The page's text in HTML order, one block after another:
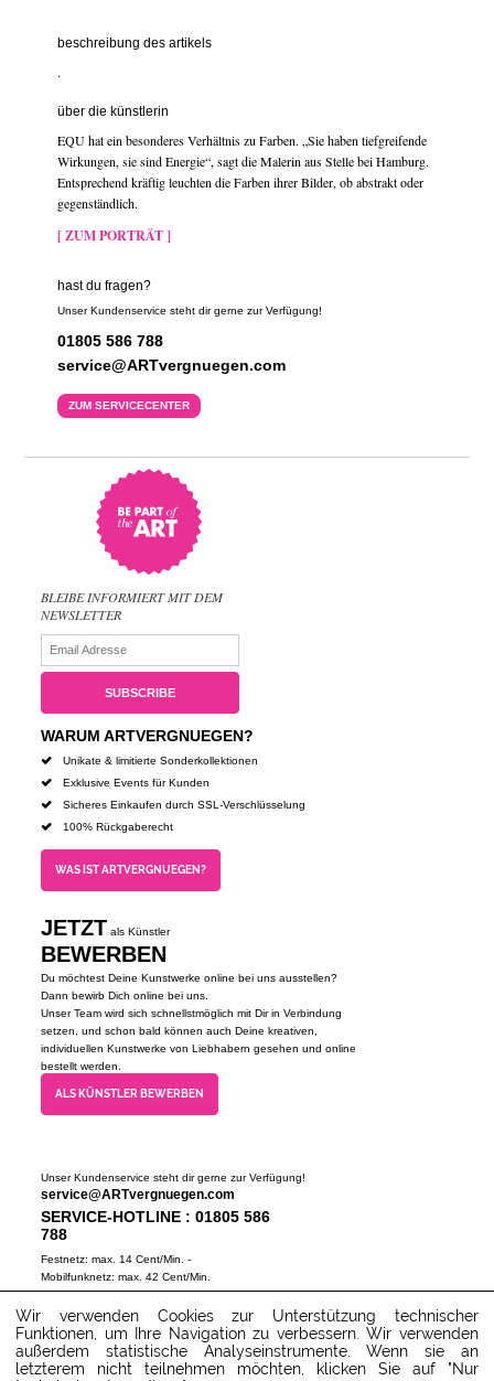
beschreibung des artikels
.
über die künstlerin
EQU hat ein besonderes Verhältnis zu Farben. „Sie haben tiefgreifende
Wirkungen, sie sind Energie“, sagt die Malerin aus Stelle bei Hamburg.
Entsprechend kräftig leuchten die Farben ihrer Bilder, ob abstrakt oder
gegenständlich.
[ ZUM PORTRÄT ]
hast du fragen?
Unser Kundenservice steht dir gerne zur Verfügung!
01805 586 788
service@ARTvergnuegen.com
ZUM SERVICECENTER
BLEIBE INFORMIERT MIT DEM
NEWSLETTER
WARUM ARTVERGNUEGEN?
Unikate & limitierte Sonderkollektionen
Exklusive Events für Kunden
Sicheres Einkaufen durch SSL-Verschlüsselung
100% Rückgaberecht
WAS IST ARTVERGNUEGEN?
JETZT als Künstler
BEWERBEN
Du möchtest Deine Kunstwerke online bei uns ausstellen?
Dann bewirb Dich online bei uns.
Unser Team wird sich schnellstmöglich mit Dir in Verbindung
setzen, und schon bald können auch Deine kreativen,
individuellen Kunstwerke von Liebhabern gesehen und online
bestellt werden.
ALS KÜNSTLER BEWERBEN
Unser Kundenservice steht dir gerne zur Verfügung!
service@ARTvergnuegen.com
SERVICE-HOTLINE : 01805 586
788
Festnetz: max. 14 Cent/Min. -
Mobilfunknetz: max. 42 Cent/Min.
(Mo-Do 9-18 Uhr, Fr 9-16 Uhr)
ZUM SERVICECENTER
Wir verwenden Cookies zur Unterstützung technischer
Funktionen, um Ihre Navigation zu verbessern. Wir verwenden
außerdem statistische Analyseinstrumente. Wenn sie an
letzterem nicht teilnehmen möchten, klicken Sie auf "Nur